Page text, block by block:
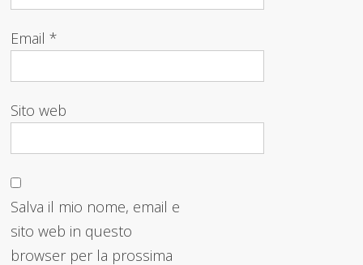
Email*
Sito web
Salva il mio nome, email e
sito web in questo
browser per la prossima